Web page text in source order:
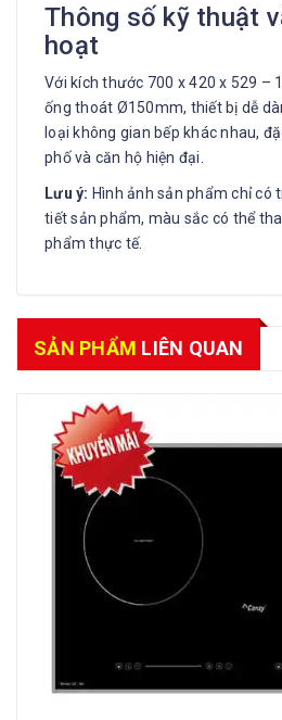
Thông số kỹ thuật
hoạt
Với kích thước 700 x 420 x 529 –
ống thoát Ø150mm, thiết bị dễ
loại không gian bếp khác nhau,
phố và căn hộ hiện đại.
Lưu ý: Hình ảnh sản phẩm chỉ có
tiết sản phẩm, màu sắc có thể
phẩm thực tế.
SẢN PHẨM LIÊN QUAN